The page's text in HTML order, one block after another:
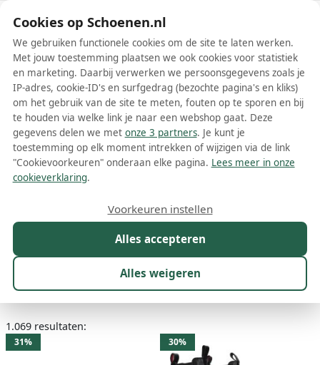
Schoenen.nl
Wis filters Alle filters
Tommy Hilfiger damesschoenen
Op zoek naar stijlvolle en comfortabele Tommy Hilfiger
damesschoenen? Zoek niet verder! Tommy Hilfiger is een
klassieke Amerikaanse stijlen en moderne ontwerpen. In ons ruime
assortiment vind je sneakers, laarzen, sandalen, instappers en nog
veel meer geweldige schoenen om jouw garderobe compleet te
maken.
Enkellaarsjes Espadrilles
Maat Merk 1 Model Kleur Prijs
1.069 resultaten:
31% 30%
Cookies op Schoenen.nl
We gebruiken functionele cookies om de site te laten werken.
Met jouw toestemming plaatsen we ook cookies voor statistiek
en marketing. Daarbij verwerken we persoonsgegevens zoals je
IP-adres, cookie-ID's en surfgedrag (bezochte pagina's en kliks)
om het gebruik van de site te meten, fouten op te sporen en bij
te houden via welke link je naar een webshop gaat. Deze
gegevens delen we met onze 3 partners. Je kunt je
toestemming op elk moment intrekken of wijzigen via de link
"Cookievoorkeuren" onderaan elke pagina. Lees meer in onze
cookieverklaring.
Alles accepteren
Alles weigeren
Voorkeuren instellen